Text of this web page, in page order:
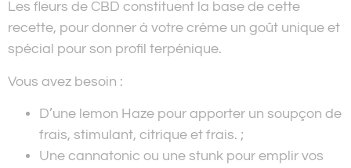
Les fleurs de CBD constituent la base de cette
recette, pour donner à votre crème un goût unique et
spécial pour son profil terpénique.
Vous avez besoin :
D’une lemon Haze pour apporter un soupçon de
frais, stimulant, citrique et frais. ;
Une cannatonic ou une stunk pour emplir vos